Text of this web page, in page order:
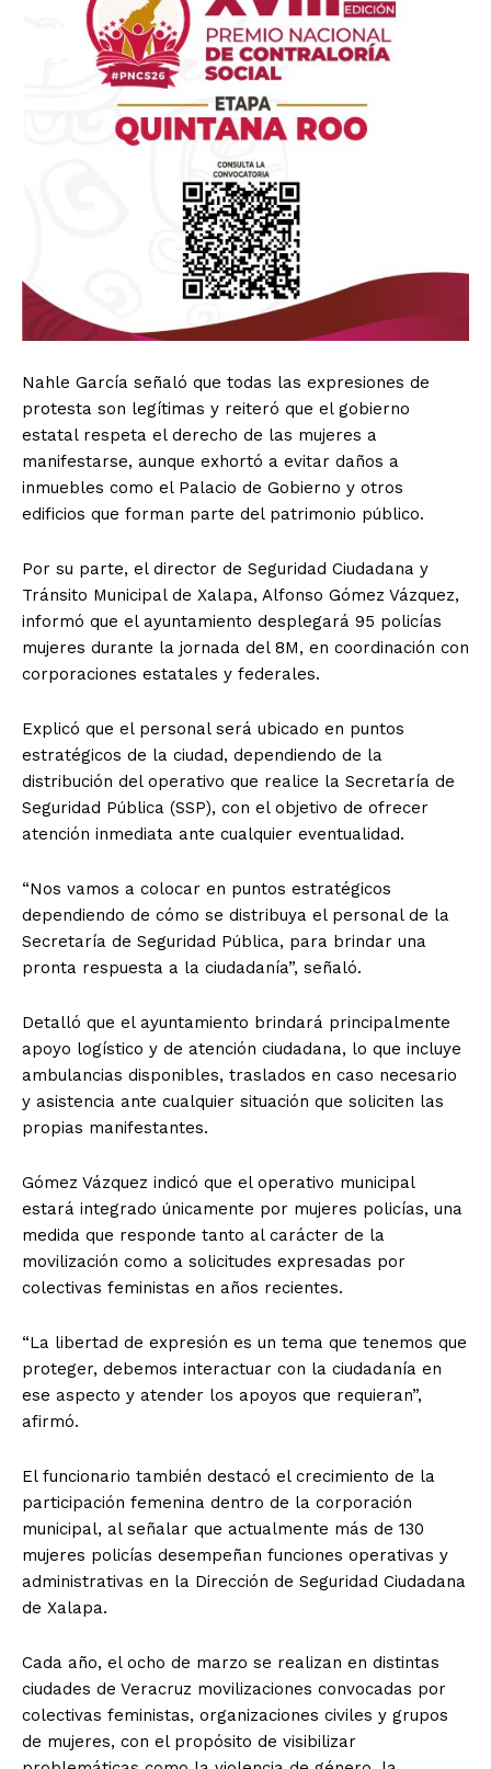
Nahle García señaló que todas las expresiones de
protesta son legítimas y reiteró que el gobierno
estatal respeta el derecho de las mujeres a
manifestarse, aunque exhortó a evitar daños a
inmuebles como el Palacio de Gobierno y otros
edificios que forman parte del patrimonio público.
Por su parte, el director de Seguridad Ciudadana y
Tránsito Municipal de Xalapa, Alfonso Gómez Vázquez,
informó que el ayuntamiento desplegará 95 policías
mujeres durante la jornada del 8M, en coordinación con
corporaciones estatales y federales.
Explicó que el personal será ubicado en puntos
estratégicos de la ciudad, dependiendo de la
distribución del operativo que realice la Secretaría de
Seguridad Pública (SSP), con el objetivo de ofrecer
atención inmediata ante cualquier eventualidad.
“Nos vamos a colocar en puntos estratégicos
dependiendo de cómo se distribuya el personal de la
Secretaría de Seguridad Pública, para brindar una
pronta respuesta a la ciudadanía”, señaló.
Detalló que el ayuntamiento brindará principalmente
apoyo logístico y de atención ciudadana, lo que incluye
ambulancias disponibles, traslados en caso necesario
y asistencia ante cualquier situación que soliciten las
propias manifestantes.
Gómez Vázquez indicó que el operativo municipal
estará integrado únicamente por mujeres policías, una
medida que responde tanto al carácter de la
movilización como a solicitudes expresadas por
colectivas feministas en años recientes.
“La libertad de expresión es un tema que tenemos que
proteger, debemos interactuar con la ciudadanía en
ese aspecto y atender los apoyos que requieran”,
afirmó.
El funcionario también destacó el crecimiento de la
participación femenina dentro de la corporación
municipal, al señalar que actualmente más de 130
mujeres policías desempeñan funciones operativas y
administrativas en la Dirección de Seguridad Ciudadana
de Xalapa.
Cada año, el ocho de marzo se realizan en distintas
ciudades de Veracruz movilizaciones convocadas por
colectivas feministas, organizaciones civiles y grupos
de mujeres, con el propósito de visibilizar